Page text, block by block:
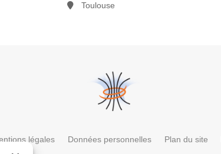
Toulouse
légales Données personnelles Plan du site